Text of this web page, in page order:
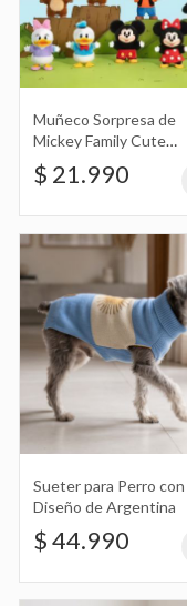
Muñeco Sorpresa de
Mickey Family Cute
Together Keychain
$ 21.990
Sueter para Perro con
Diseño de Argentina
$ 44.990